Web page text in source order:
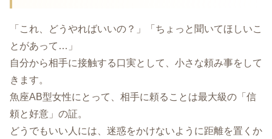
「これ、どうやればいいの？」「ちょっと聞いてほしいこ
とがあって…」
自分から相手に接触する口実として、小さな頼み事をして
きます。
魚座AB型女性にとって、相手に頼ることは最大級の「信
頼と好意」の証。
どうでもいい人には、迷惑をかけないように距離を置くか